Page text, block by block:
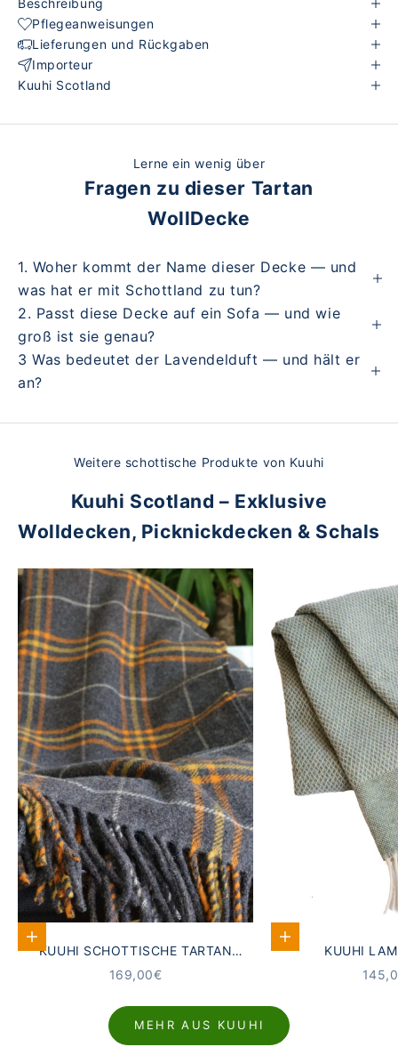
Beschreibung
Pflegeanweisungen
Lieferungen und Rückgaben
Importeur
Kuuhi Scotland
Lerne ein wenig über
Fragen zu dieser Tartan
WollDecke
1. Woher kommt der Name dieser Decke — und
was hat er mit Schottland zu tun?
2. Passt diese Decke auf ein Sofa — und wie
groß ist sie genau?
3 Was bedeutet der Lavendelduft — und hält er
an?
Weitere schottische Produkte von Kuuhi
Kuuhi Scotland – Exklusive
Wolldecken, Picknickdecken & Schals
In den Warenkorb
KUUHI SCHOTTISCHE TARTAN
WOLLDECKE DUNOON | GRAU ·
LAVENDELDUFT
ANGEBOT
169,00€
In den Warenkorb
KUUHI
KUSCHELDECKE
MEHR AUS KUUHI